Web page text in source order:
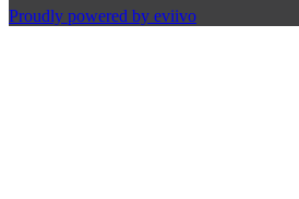
Proudly powered by eviivo